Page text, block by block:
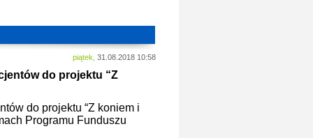
piątek, 31.08.2018 10:58
do projektu “Z
do projektu “Z koniem i
Programu Funduszu